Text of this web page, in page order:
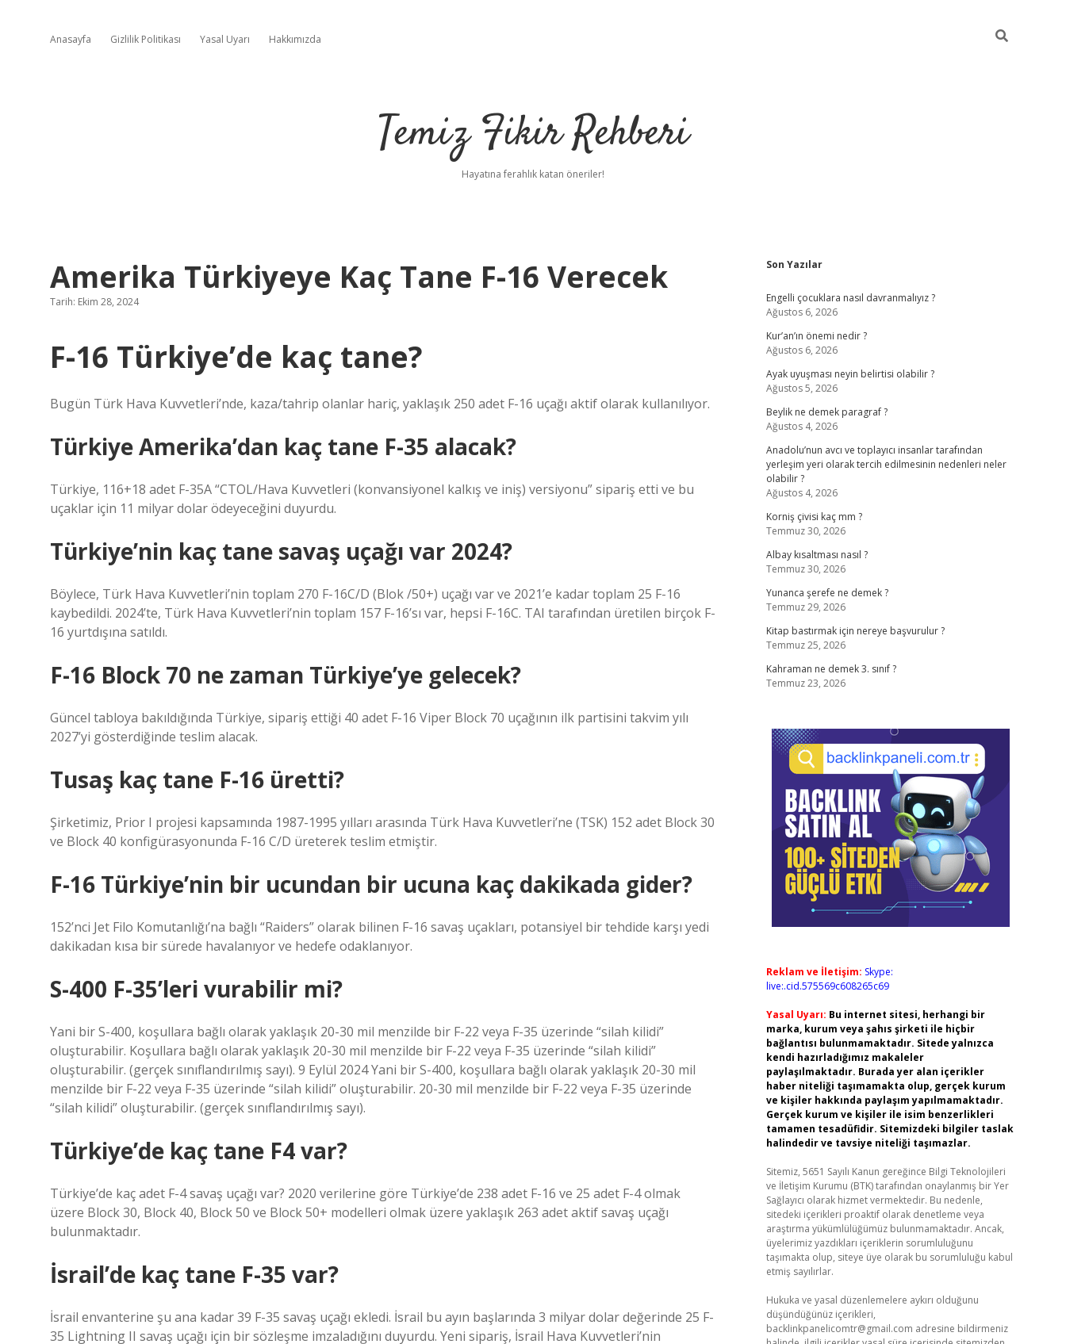
Anasayfa Gizlilik Politikası Yasal Uyarı Hakkımızda
Temiz Fikir Rehberi
Hayatına ferahlık katan öneriler!
Amerika Türkiyeye Kaç Tane F-16 Verecek
Tarih: Ekim 28, 2024
F-16 Türkiye’de kaç tane?
Bugün Türk Hava Kuvvetleri’nde, kaza/tahrip olanlar hariç, yaklaşık 250 adet F-16 uçağı aktif olarak kullanılıyor.
Türkiye Amerika’dan kaç tane F-35 alacak?
Türkiye, 116+18 adet F-35A “CTOL/Hava Kuvvetleri (konvansiyonel kalkış ve iniş) versiyonu” sipariş etti ve bu
uçaklar için 11 milyar dolar ödeyeceğini duyurdu.
Türkiye’nin kaç tane savaş uçağı var 2024?
Böylece, Türk Hava Kuvvetleri’nin toplam 270 F-16C/D (Blok /50+) uçağı var ve 2021’e kadar toplam 25 F-16
kaybedildi. 2024’te, Türk Hava Kuvvetleri’nin toplam 157 F-16’sı var, hepsi F-16C. TAI tarafından üretilen birçok F-
16 yurtdışına satıldı.
F-16 Block 70 ne zaman Türkiye’ye gelecek?
Güncel tabloya bakıldığında Türkiye, sipariş ettiği 40 adet F-16 Viper Block 70 uçağının ilk partisini takvim yılı
2027’yi gösterdiğinde teslim alacak.
Tusaş kaç tane F-16 üretti?
Şirketimiz, Prior I projesi kapsamında 1987-1995 yılları arasında Türk Hava Kuvvetleri’ne (TSK) 152 adet Block 30
ve Block 40 konfigürasyonunda F-16 C/D üreterek teslim etmiştir.
F-16 Türkiye’nin bir ucundan bir ucuna kaç dakikada gider?
152’nci Jet Filo Komutanlığı’na bağlı “Raiders” olarak bilinen F-16 savaş uçakları, potansiyel bir tehdide karşı yedi
dakikadan kısa bir sürede havalanıyor ve hedefe odaklanıyor.
S-400 F-35’leri vurabilir mi?
Yani bir S-400, koşullara bağlı olarak yaklaşık 20-30 mil menzilde bir F-22 veya F-35 üzerinde “silah kilidi”
oluşturabilir. Koşullara bağlı olarak yaklaşık 20-30 mil menzilde bir F-22 veya F-35 üzerinde “silah kilidi”
oluşturabilir. (gerçek sınıflandırılmış sayı). 9 Eylül 2024 Yani bir S-400, koşullara bağlı olarak yaklaşık 20-30 mil
menzilde bir F-22 veya F-35 üzerinde “silah kilidi” oluşturabilir. 20-30 mil menzilde bir F-22 veya F-35 üzerinde
“silah kilidi” oluşturabilir. (gerçek sınıflandırılmış sayı).
Türkiye’de kaç tane F4 var?
Türkiye’de kaç adet F-4 savaş uçağı var? 2020 verilerine göre Türkiye’de 238 adet F-16 ve 25 adet F-4 olmak
üzere Block 30, Block 40, Block 50 ve Block 50+ modelleri olmak üzere yaklaşık 263 adet aktif savaş uçağı
bulunmaktadır.
İsrail’de kaç tane F-35 var?
İsrail envanterine şu ana kadar 39 F-35 savaş uçağı ekledi. İsrail bu ayın başlarında 3 milyar dolar değerinde 25 F-
35 Lightning II savaş uçağı için bir sözleşme imzaladığını duyurdu. Yeni sipariş, İsrail Hava Kuvvetleri’nin
Sidebar
Son Yazılar
Engelli çocuklara nasıl davranmalıyız ?
Ağustos 6, 2026
Kur’an’ın önemi nedir ?
Ağustos 6, 2026
Ayak uyuşması neyin belirtisi olabilir ?
Ağustos 5, 2026
Beylik ne demek paragraf ?
Ağustos 4, 2026
Anadolu’nun avcı ve toplayıcı insanlar tarafından
yerleşim yeri olarak tercih edilmesinin nedenleri neler
olabilir ?
Ağustos 4, 2026
Korniş çivisi kaç mm ?
Temmuz 30, 2026
Albay kısaltması nasıl ?
Temmuz 30, 2026
Yunanca şerefe ne demek ?
Temmuz 29, 2026
Kitap bastırmak için nereye başvurulur ?
Temmuz 25, 2026
Kahraman ne demek 3. sınıf ?
Temmuz 23, 2026
Reklam ve İletişim: Skype:
live:.cid.575569c608265c69
Yasal Uyarı: Bu internet sitesi, herhangi bir
marka, kurum veya şahıs şirketi ile hiçbir
bağlantısı bulunmamaktadır. Sitede yalnızca
kendi hazırladığımız makaleler
paylaşılmaktadır. Burada yer alan içerikler
haber niteliği taşımamakta olup, gerçek kurum
ve kişiler hakkında paylaşım yapılmamaktadır.
Gerçek kurum ve kişiler ile isim benzerlikleri
tamamen tesadüfidir. Sitemizdeki bilgiler taslak
halindedir ve tavsiye niteliği taşımazlar.
Sitemiz, 5651 Sayılı Kanun gereğince Bilgi Teknolojileri
ve İletişim Kurumu (BTK) tarafından onaylanmış bir Yer
Sağlayıcı olarak hizmet vermektedir. Bu nedenle,
sitedeki içerikleri proaktif olarak denetleme veya
araştırma yükümlülüğümüz bulunmamaktadır. Ancak,
üyelerimiz yazdıkları içeriklerin sorumluluğunu
taşımakta olup, siteye üye olarak bu sorumluluğu kabul
etmiş sayılırlar.
Hukuka ve yasal düzenlemelere aykırı olduğunu
düşündüğünüz içerikleri,
backlinkpanelicomtr@gmail.com adresine bildirmeniz